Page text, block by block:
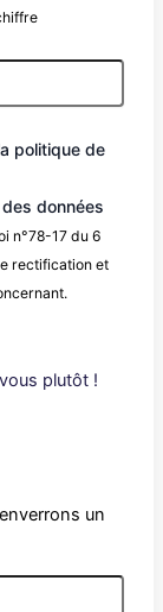
politique de
données
n°78-17 du 6
rectification et
plutôt !
un